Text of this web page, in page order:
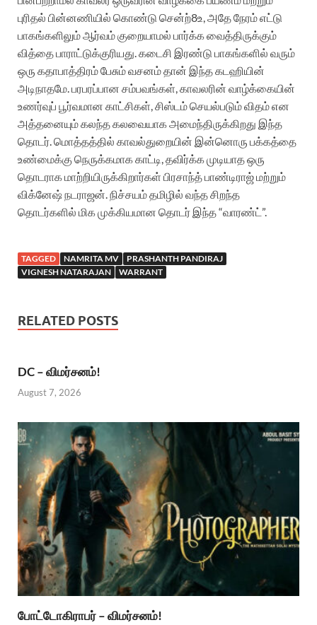
புரிதல் பின்னணியில் கொண்டு சென்ற்8உ, அதே நேரம் எட்டு
பாகங்களிலும் ஆர்வம் குறையாமல் பார்க்க வைத்திருக்கும்
வித்தை பாராட்டுக்குரியது. கடைசி இரண்டு பாகங்களில் வரும்
ஒரு கதாபாத்திரம் பேசும் வசனம் தான் இந்த கடஹியின்
அடிநாதமே. பரபரப்பான சம்பவங்கள், காவலரின் வாழ்க்கையின்
உணர்வுப் பூர்வமான காட்சிகள், சிஸ்டம் செயல்படும் விதம் என
அத்தனையும் கலந்த கலவையாக அமைந்திருக்கிறது இந்த
தொடர். மொத்தத்தில் காவல்துறையின் இன்னொரு பக்கத்தை
உண்மைக்கு நெருக்கமாக காட்டி, தவிர்க்க முடியாத ஒரு
தொடராக மாற்றியிருக்கிறார்கள் பிரசாந்த் பாண்டிராஜ் மற்றும்
விக்னேஷ் நடராஜன். நிச்சயம் தமிழில் வந்த சிறந்த
தொடர்களில் மிக முக்கியமான தொடர் இந்த “வாரண்ட்”.
TAGGED NAMRITA MV
PRASHANTH PANDIRAJ
VIGNESH NATARAJAN
WARRANT
RELATED POSTS
DC – விமர்சனம்!
August 7, 2026
போட்டோகிராபர் – விமர்சனம்!